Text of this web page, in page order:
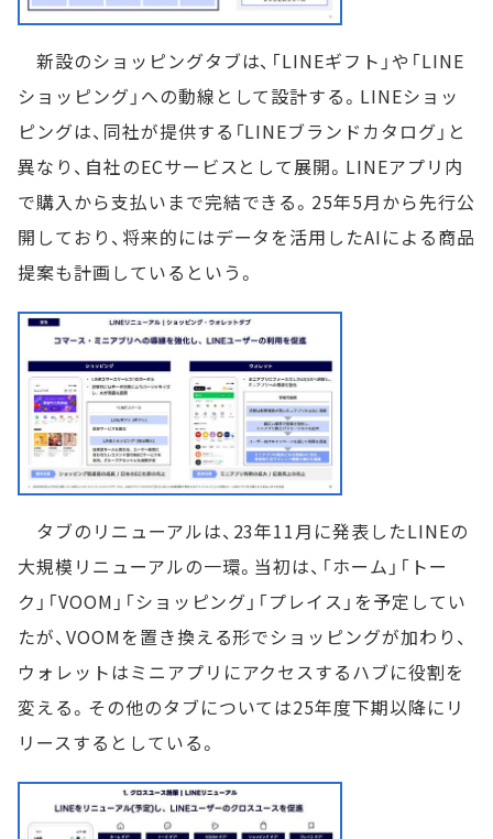
新設のショッピングタブは、「LINEギフト」や「LINE
ショッピング」への動線として設計する。LINEショッ
ピングは、同社が提供する「LINEブランドカタログ」と
異なり、自社のECサービスとして展開。LINEアプリ内
で購入から支払いまで完結できる。25年5月から先行公
開しており、将来的にはデータを活用したAIによる商品
提案も計画しているという。
タブのリニューアルは、23年11月に発表したLINEの
大規模リニューアルの一環。当初は、「ホーム」「トー
ク」「VOOM」「ショッピング」「プレイス」を予定してい
たが、VOOMを置き換える形でショッピングが加わり、
ウォレットはミニアプリにアクセスするハブに役割を
変える。その他のタブについては25年度下期以降にリ
リースするとしている。